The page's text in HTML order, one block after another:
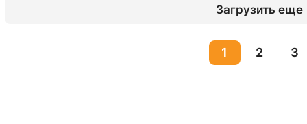
Загрузить еще
1 2 3